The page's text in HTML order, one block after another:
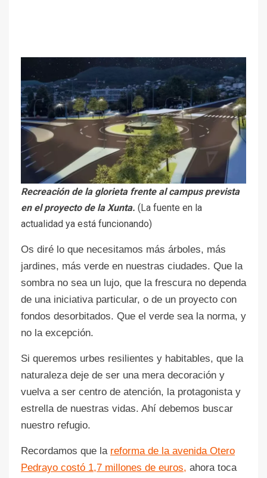
Recreación de la glorieta frente al campus prevista
en el proyecto de la Xunta. (La fuente en la
actualidad ya está funcionando)
Os diré lo que necesitamos más árboles, más
jardines, más verde en nuestras ciudades. Que la
sombra no sea un lujo, que la frescura no dependa
de una iniciativa particular, o de un proyecto con
fondos desorbitados. Que el verde sea la norma, y
no la excepción.
Si queremos urbes resilientes y habitables, que la
naturaleza deje de ser una mera decoración y
vuelva a ser centro de atención, la protagonista y
estrella de nuestras vidas. Ahí debemos buscar
nuestro refugio.
Recordamos que la reforma de la avenida Otero
Pedrayo costó 1,7 millones de euros, ahora toca